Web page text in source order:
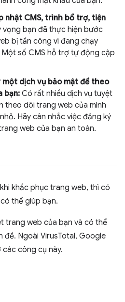
nhật CMS, trình bổ trợ, tiện
vọng bạn đã thực hiện bước
bị tấn công vì đang chạy
Một số CMS hỗ trợ tự động cập
một dịch vụ bảo mật để theo
bạn: Có rất nhiều dịch vụ tuyệt
theo dõi trang web của mình
Hãy cân nhắc việc đăng ký
web của bạn an toàn.
khắc phục trang web, thì có
thể giúp bạn.
trang web của bạn và có thể
đề. Ngoài VirusTotal, Google
công cụ này.